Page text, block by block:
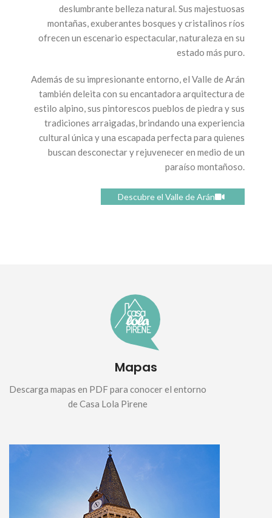
deslumbrante belleza natural. Sus majestuosas
montañas, exuberantes bosques y cristalinos ríos
ofrecen un escenario espectacular, naturaleza en su
estado más puro.
Además de su impresionante entorno, el Valle de Arán
también deleita con su encantadora arquitectura de
estilo alpino, sus pintorescos pueblos de piedra y sus
tradiciones arraigadas, brindando una experiencia
cultural única y una escapada perfecta para quienes
buscan desconectar y rejuvenecer en medio de un
paraíso montañoso.
Descubre el Valle de Arán
Mapas
Descarga mapas en PDF para conocer el entorno
de Casa Lola Pirene